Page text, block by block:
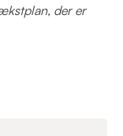
der er